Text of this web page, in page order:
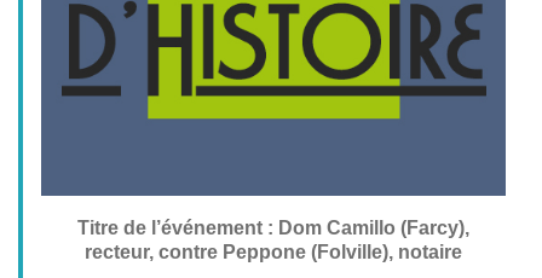
Titre de l’événement : Dom Camillo (Farcy),
recteur, contre Peppone (Folville), notaire